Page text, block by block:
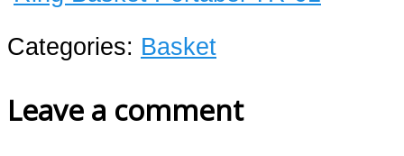
Categories: Basket
Leave a comment